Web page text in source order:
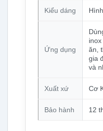
Kiểu dáng
Ứng dụng
ăn,
gia
và
Xuất xứ Cơ
Bảo hành 12